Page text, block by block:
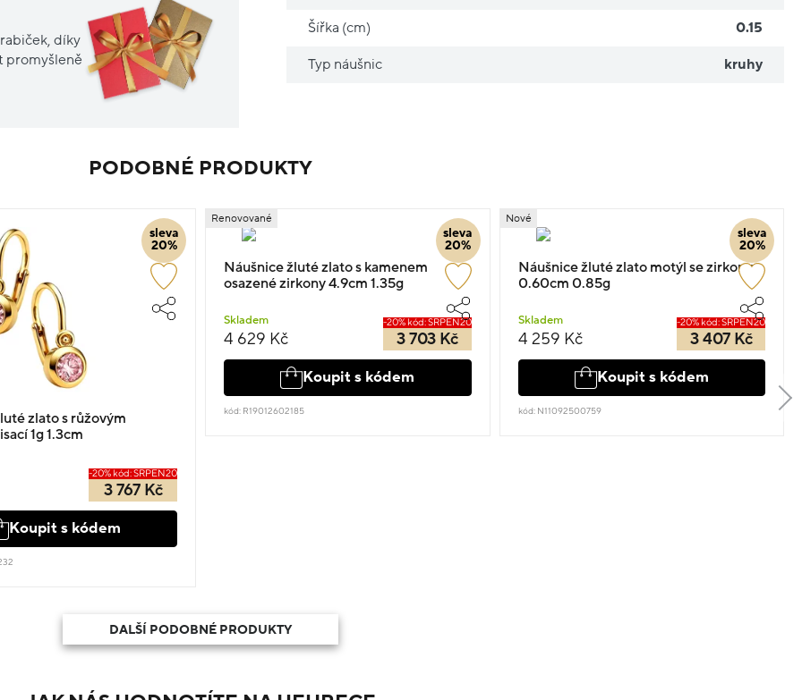
díky
promyšleně
Šířka (cm) 0.15
Typ náušnic kruhy
PODOBNÉ PRODUKTY
sleva
20%
zlato s růžovým
1g 1.3cm
-20% kód: SRPEN20
3 767 Kč
Koupit s kódem
sleva
20%
Renovované
Náušnice žluté zlato s kamenem
osazené zirkony 4.9cm 1.35g
Skladem
4 629 Kč
-20% kód: SRPEN20
3 703 Kč
Koupit s kódem
kód: R19012602185
sleva
20%
Nové
Náušnice žluté zlato motýl se zirkony
0.60cm 0.85g
Skladem
4 259 Kč
-20% kód: SRPEN20
3 407 Kč
Koupit s kódem
kód: N11092500759
DALŠÍ PODOBNÉ PRODUKTY